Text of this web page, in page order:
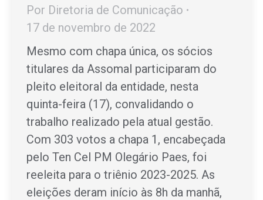
Por Diretoria de Comunicação
17 de novembro de 2022
Mesmo com chapa única, os sócios
titulares da Assomal participaram do
pleito eleitoral da entidade, nesta
quinta-feira (17), convalidando o
trabalho realizado pela atual gestão.
Com 303 votos a chapa 1, encabeçada
pelo Ten Cel PM Olegário Paes, foi
reeleita para o triênio 2023-2025. As
eleições deram início às 8h da manhã,